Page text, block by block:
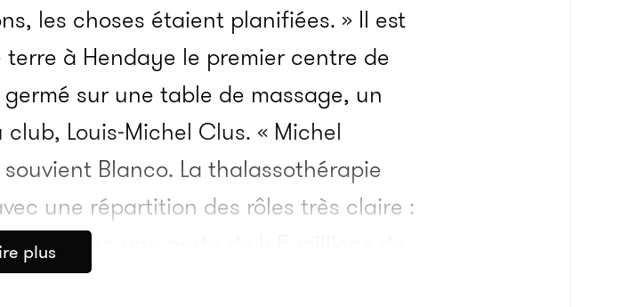
les choses étaient planifiées. » Il est
terre à Hendaye le premier centre de
sur une table de massage, un
Louis-Michel Clus. « Michel
Blanco. La thalassothérapie
une répartition des rôles très claire :
» Avec une perte de 4,5 millions de
», dit sobrement Blanco.
plus